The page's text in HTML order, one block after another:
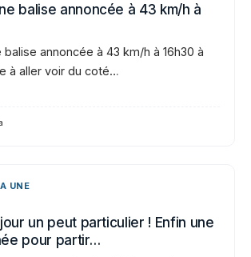
balise annoncée à 43 km/h à
balise annoncée à 43 km/h à 16h30 à
à aller voir du coté…
UNE
un peut particulier ! Enfin une
pour partir…